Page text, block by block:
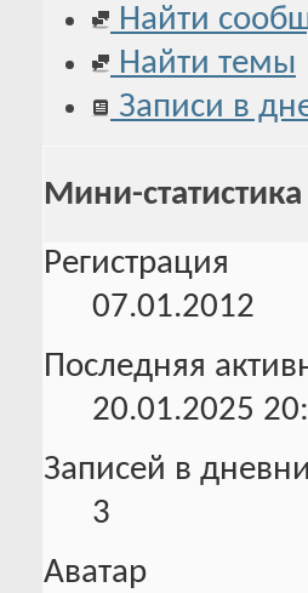
Найти
Найти темы
Записи в
Мини-статистика
Регистрация
07.01.2012
Последняя
20.01.2025
Записей в
3
Аватар